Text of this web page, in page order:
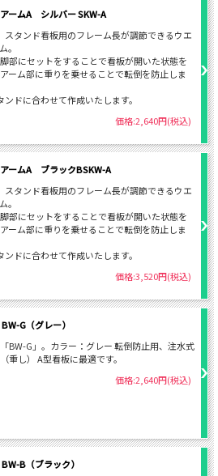
ームA シルバー SKW-A
スタンド看板用のフレーム長が調節できるウエ
。
部にセットをすることで看板が開いた状態を
ーム部に重りを乗せることで転倒を防止しま
ドに合わせて作成いたします。
価格:2,640円(税込)
ームA ブラックBSKW-A
スタンド看板用のフレーム長が調節できるウエ
。
部にセットをすることで看板が開いた状態を
ーム部に重りを乗せることで転倒を防止しま
ドに合わせて作成いたします。
価格:3,520円(税込)
G（グレー）
BW-G」。カラー：グレー 転倒防止用、注水式
重し） A型看板に最適です。
価格:2,640円(税込)
B（ブラック）